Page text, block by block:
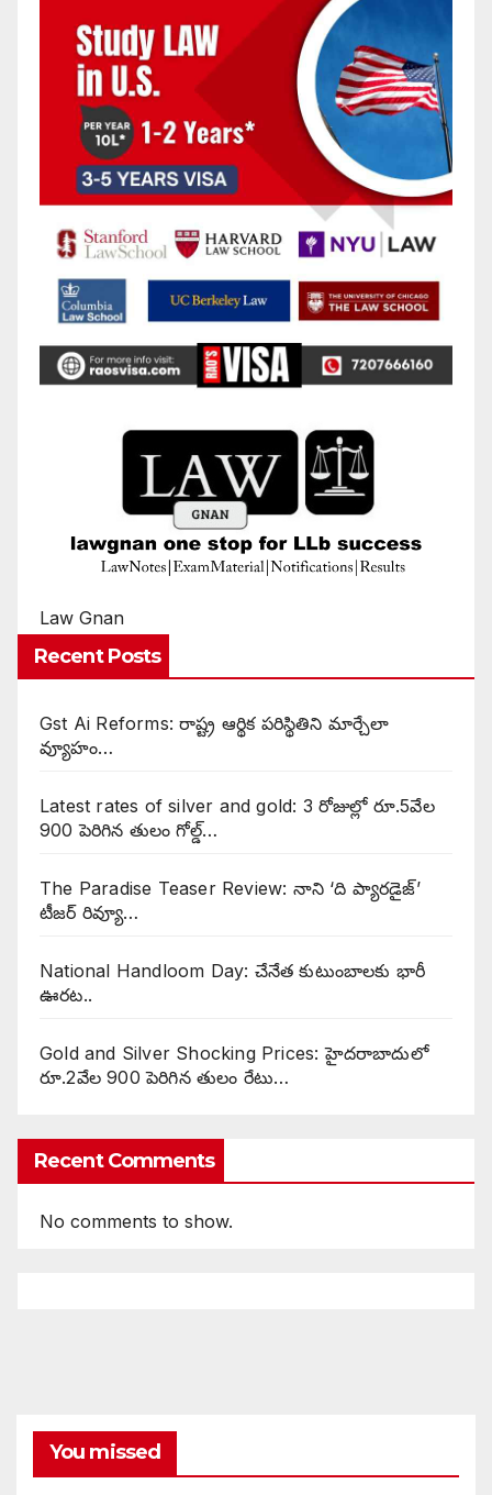
Law Gnan
Recent Posts
Gst Ai Reforms: రాష్ట్ర ఆర్థిక పరిస్థితిని మార్చేలా
వ్యూహం…
Latest rates of silver and gold: 3 రోజుల్లో రూ.5వేల
900 పెరిగిన తులం గోల్డ్…
The Paradise Teaser Review: నాని ‘ది ప్యారడైజ్’
టీజర్ రివ్యూ…
National Handloom Day: చేనేత కుటుంబాలకు భారీ
ఊరట..
Gold and Silver Shocking Prices: హైదరాబాదులో
రూ.2వేల 900 పెరిగిన తులం రేటు…
Recent Comments
No comments to show.
You missed